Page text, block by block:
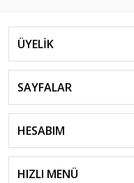
ÜYELİK
SAYFALAR
HESABIM
HIZLI MENÜ